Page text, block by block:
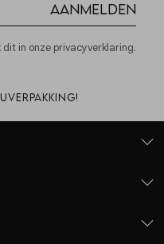
Aanmelden
in onze privacyverklaring.